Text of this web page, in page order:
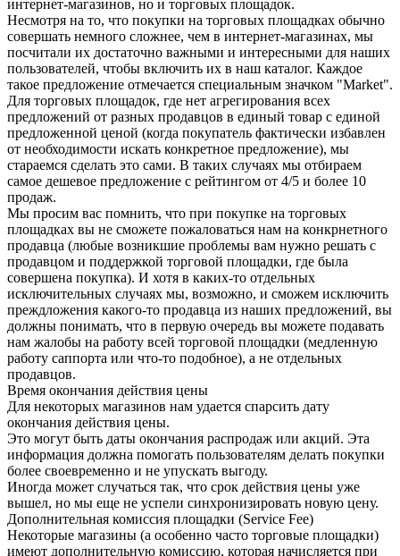
интернет-магазинов, но и торговых площадок.
Несмотря на то, что покупки на торговых площадках обычно
совершать немного сложнее, чем в интернет-магазинах, мы
посчитали их достаточно важными и интересными для наших
пользователей, чтобы включить их в наш каталог. Каждое
такое предложение отмечается специальным значком "Market".
Для торговых площадок, где нет агрегирования всех
предложений от разных продавцов в единый товар с единой
предложенной ценой (когда покупатель фактически избавлен
от необходимости искать конкретное предложение), мы
стараемся сделать это сами. В таких случаях мы отбираем
самое дешевое предложение с рейтингом от 4/5 и более 10
продаж.
Мы просим вас помнить, что при покупке на торговых
площадках вы не сможете пожаловаться нам на конкрнетного
продавца (любые возникшие проблемы вам нужно решать с
продавцом и поддержкой торговой площадки, где была
совершена покупка). И хотя в каких-то отдельных
исключительных случаях мы, возможно, и сможем исключить
преждложения какого-то продавца из наших предложений, вы
должны понимать, что в первую очередь вы можете подавать
нам жалобы на работу всей торговой площадки (медленную
работу саппорта или что-то подобное), а не отдельных
продавцов.
Время окончания действия цены
Для некоторых магазинов нам удается спарсить дату
окончания действия цены.
Это могут быть даты окончания распродаж или акций. Эта
информация должна помогать пользователям делать покупки
более своевременно и не упускать выгоду.
Иногда может случаться так, что срок действия цены уже
вышел, но мы еще не успели синхронизировать новую цену.
Дополнительная комиссия площадки (Service Fee)
Некоторые магазины (а особенно часто торговые площадки)
имеют дополнительную комиссию, которая начисляется при